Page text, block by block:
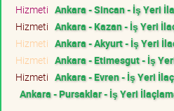
Hizmeti Ankara - Sincan - İş Yeri
Hizmeti Ankara - Kazan - İş Yeri
Hizmeti Ankara - Akyurt - İş Yeri
Hizmeti Ankara - Etimesgut - İş
Hizmeti Ankara - Evren - İş Yeri
Ankara - Pursaklar - İş Yeri